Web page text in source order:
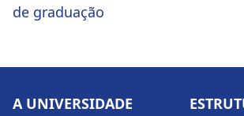
de graduação
A UNIVERSIDADE